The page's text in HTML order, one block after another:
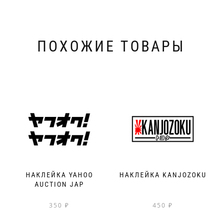
ПОХОЖИЕ ТОВАРЫ
НАКЛЕЙКА YAHOO
AUCTION JAP
350 ₽
НАКЛЕЙКА KANJOZOKU
450 ₽